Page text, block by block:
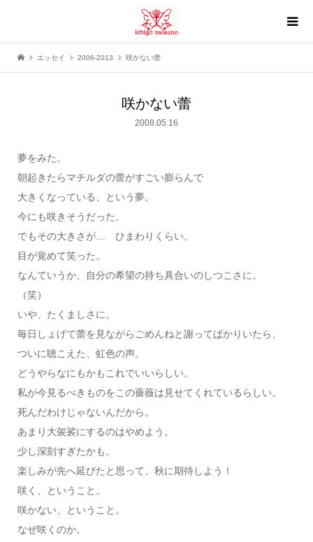
エッセイ 2006-2013 咲かない蕾
咲かない蕾
2008.05.16
夢をみた。
朝起きたらマチルダの蕾がすごい膨らんで
大きくなっている、という夢。
今にも咲きそうだった。
でもその大きさが… ひまわりくらい。
目が覚めて笑った。
なんていうか、自分の希望の持ち具合いのしつこさに。
（笑）
いや、たくましさに。
毎日しょげて蕾を見ながらごめんねと謝ってばかりいたら、
ついに聴こえた、虹色の声。
どうやらなにもかもこれでいいらしい。
私が今見るべきものをこの薔薇は見せてくれているらしい。
死んだわけじゃないんだから。
あまり大袈裟にするのはやめよう。
少し深刻すぎたかも。
楽しみが先へ延びたと思って、秋に期待しよう！
咲く、ということ。
咲かない、ということ。
なぜ咲くのか。